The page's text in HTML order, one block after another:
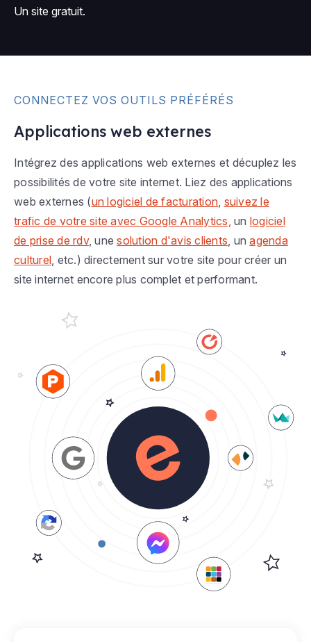
Un site gratuit.
CONNECTEZ VOS OUTILS PRÉFÉRÉS
Applications web externes
Intégrez des applications web externes et décuplez les
possibilités de votre site internet. Liez des applications
web externes (un logiciel de facturation, suivez le
trafic de votre site avec Google Analytics, un logiciel
de prise de rdv, unesolution d'avis clients, unagenda
culturel, etc.) directement sur votre site pour créer un
site internet encore plus complet et performant.